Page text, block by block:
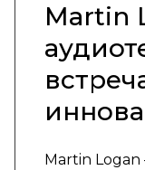
Martin
Martin